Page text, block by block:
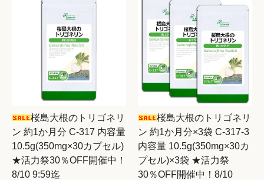
桜島大根のトリゴネリ
ン 約1か月分 C-317 内容量
10.5g(350mg×30カプセル)
★活力祭30％OFF開催中！
8/10 9:59迄
桜島大根のトリゴネリ
ン 約1か月分×3袋 C-317-3
内容量 10.5g(350mg×30カ
プセル)×3袋 ★活力祭
30％OFF開催中！8/10